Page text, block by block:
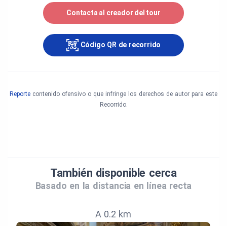
Contacta al creador del tour
Código QR de recorrido
Reporte contenido ofensivo o que infringe los derechos de autor para este
Recorrido.
También disponible cerca
Basado en la distancia en línea recta
A 0.2 km